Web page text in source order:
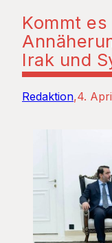
Kommt
Irak und
Redaktion 4.